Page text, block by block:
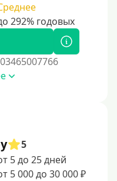
5
5 до 25 дней
5 000 до 30 000 ₽